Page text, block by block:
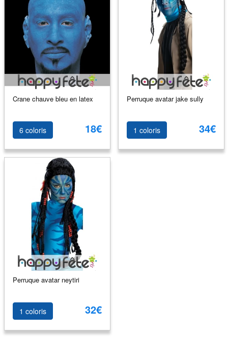
Crane chauve bleu en latex
6 coloris 18€
Perruque avatar jake sully
1 coloris 34€
Perruque avatar neytiri
1 coloris 32€